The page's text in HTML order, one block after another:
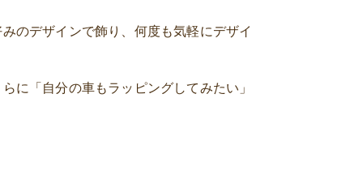
のデザインで飾り、何度も気軽にデザイ
に「自分の車もラッピングしてみたい」